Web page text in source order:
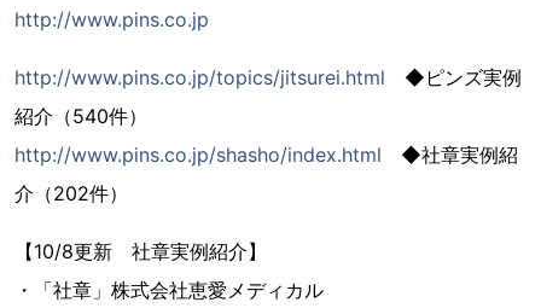
http://www.pins.co.jp
http://www.pins.co.jp/topics/jitsurei.html ◆ピンズ実例
紹介（540件）
http://www.pins.co.jp/shasho/index.html ◆社章実例紹
介（202件）
【10/8更新 社章実例紹介】
・「社章」株式会社恵愛メディカル